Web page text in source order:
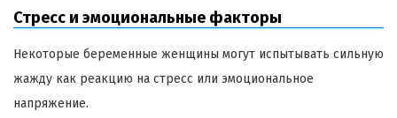
Стресс и эмоциональные факторы
Некоторые беременные женщины могут испытывать сильную
жажду как реакцию на стресс или эмоциональное
напряжение.